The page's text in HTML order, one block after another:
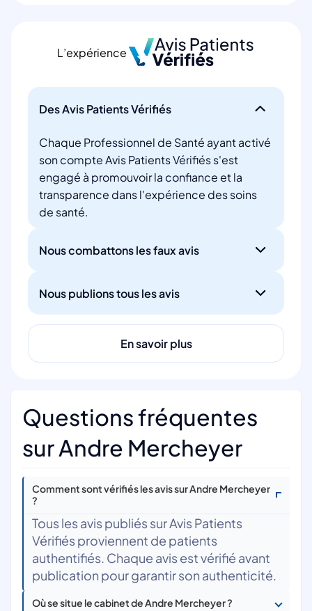
L’expérience
Des Avis Patients Vérifiés
Chaque Professionnel de Santé ayant activé
son compte Avis Patients Vérifiés s'est
engagé à promouvoir la confiance et la
transparence dans l'expérience des soins
de santé.
Nous combattons les faux avis
Nous publions tous les avis
En savoir plus
Questions fréquentes
sur Andre Mercheyer
Comment sont vérifiés les avis sur Andre Mercheyer
?
Tous les avis publiés sur Avis Patients
Vérifiés proviennent de patients
authentifiés. Chaque avis est vérifié avant
publication pour garantir son authenticité.
Où se situe le cabinet de Andre Mercheyer ?